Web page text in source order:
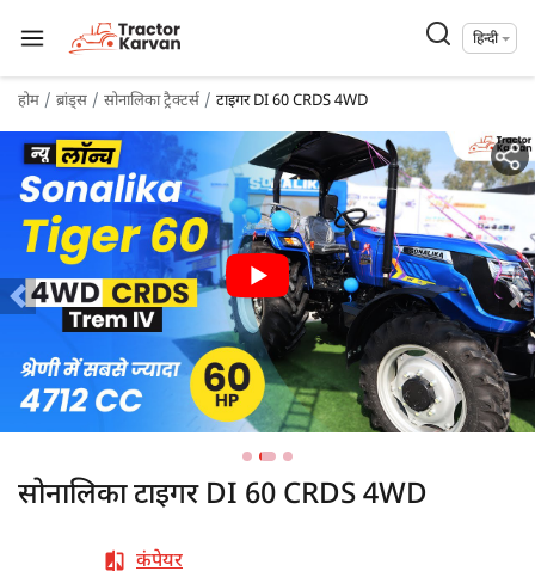
हिन्दी
होम ब्रांड्स सोनालिका ट्रैक्टर्स टाइगर DI 60 CRDS 4WD
सोनालिका टाइगर DI 60 CRDS 4WD
कंपेयर